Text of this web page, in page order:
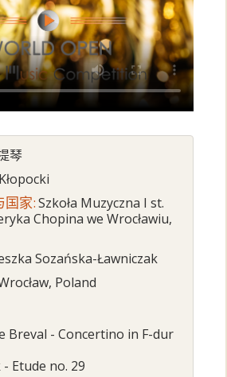
琴
国家:Szkoła Muzyczna I st.
Chopina we Wrocławiu,
Sozańska-Ławniczak
Poland
Breval - Concertino in F-dur
Etude no. 29